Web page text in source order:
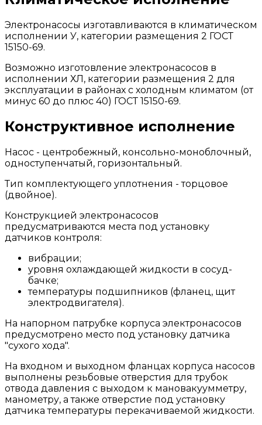
Электронасосы изготавливаются в климатическом
исполнении У, категории размещения 2 ГОСТ
15150-69.
Возможно изготовление электронасосов в
исполнении ХЛ, категории размещения 2 для
эксплуатации в районах с холодным климатом (от
минус 60 до плюс 40) ГОСТ 15150-69.
Конструктивное исполнение
Насос - центробежный, консольно-моноблочный,
одноступенчатый, горизонтальный.
Тип комплектующего уплотнения - торцовое
(двойное).
Конструкцией электронасосов
предусматриваются места под установку
датчиков контроля:
вибрации;
уровня охлаждающей жидкости в сосуд-
бачке;
температуры подшипников (фланец, щит
электродвигателя).
На напорном патрубке корпуса электронасосов
предусмотрено место под установку датчика
"сухого хода".
На входном и выходном фланцах корпуса насосов
выполнены резьбовые отверстия для трубок
отвода давления с выходом к мановакуумметру,
манометру, а также отверстие под установку
датчика температуры перекачиваемой жидкости.